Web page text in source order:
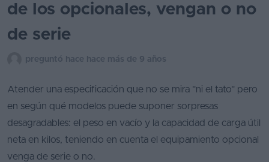
Stock
0
Segunda
Eléctricos
Híbridos
Ofertas
de los opcionales, vengan o no
de serie
preguntó hace hace más de 9 años
Atender una especificación que no se mira "ni el tato" pero
en según qué modelos puede suponer sorpresas
desagradables: el peso en vacío y la capacidad de carga útil
neta en kilos, teniendo en cuenta el equipamiento opcional
venga de serie o no.